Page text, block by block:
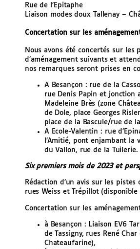
Rue de l’Epitaphe
Liaison modes doux Tallenay –
Concertation sur les
Nous avons été concertés sur les
d’aménagement suivants et
nos remarques seront prises en
A Besançon : rue de la
rue Denis Papin et jonction
Madeleine Brès (zone
de Dole, place Georges
place de la Bascule/rue de
A Ecole-Valentin : rue
l’Amitié, pont enjambant la
du Vallon, rue de la Tuilerie.
Six premiers mois de 2023 et
Rédaction d’un avis sur les pistes
rues Weiss et Trépillot (disponible
Concertation sur les
à Besançon : Liaison EV6
de Tassigny, rues René
Chateaufarine),